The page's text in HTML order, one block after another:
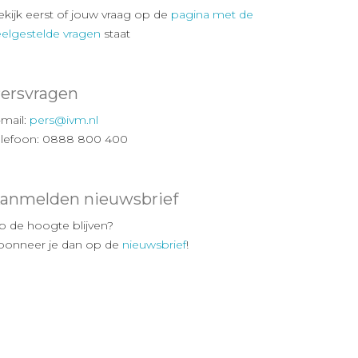
eerst of jouw vraag op de pagina met de
vragen staat
pers@ivm.nl
0888 800 400
nieuwsbrief
de hoogte blijven?
je dan op de nieuwsbrief!